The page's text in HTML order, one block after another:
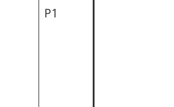
P1